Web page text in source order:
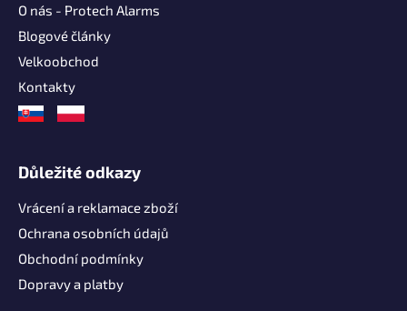
O nás - Protech Alarms
Blogové články
Velkoobchod
Kontakty
Důležité odkazy
Vrácení a reklamace zboží
Ochrana osobních údajů
Obchodní podmínky
Dopravy a platby